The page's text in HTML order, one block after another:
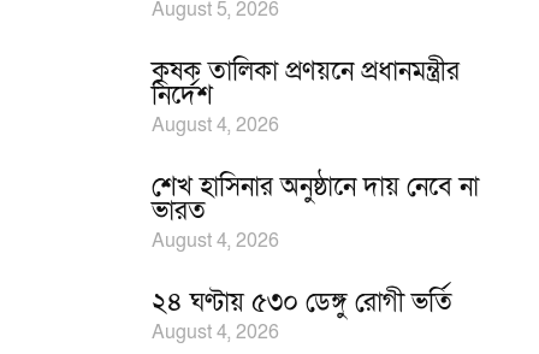
August 5, 2026
কৃষক তালিকা প্রণয়নে প্রধানমন্ত্রীর
নির্দেশ
August 4, 2026
শেখ হাসিনার অনুষ্ঠানে দায় নেবে না
ভারত
August 4, 2026
২৪ ঘণ্টায় ৫৩০ ডেঙ্গু রোগী ভর্তি
August 4, 2026